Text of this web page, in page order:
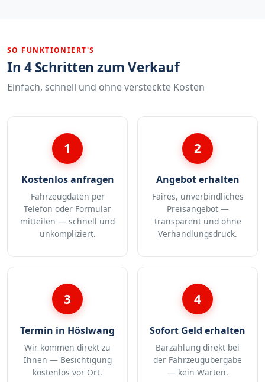
SO FUNKTIONIERT'S
In 4 Schritten zum Verkauf
Einfach, schnell und ohne versteckte Kosten
1
Kostenlos anfragen
Fahrzeugdaten per
Telefon oder Formular
mitteilen — schnell und
unkompliziert.
2
Angebot erhalten
Faires, unverbindliches
Preisangebot —
transparent und ohne
Verhandlungsdruck.
3
Termin in Höslwang
Wir kommen direkt zu
Ihnen — Besichtigung
kostenlos vor Ort.
4
Sofort Geld erhalten
Barzahlung direkt bei
der Fahrzeugübergabe
— kein Warten.